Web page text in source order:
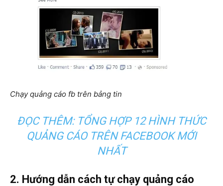
Chạy quảng cáo fb trên bảng tin
ĐỌC THÊM: TỔNG HỢP 12 HÌNH THỨC
QUẢNG CÁO TRÊN FACEBOOK MỚI
NHẤT
2. Hướng dẫn cách tự chạy quảng cáo